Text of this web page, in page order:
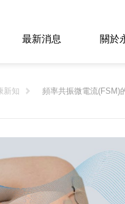
最新消息 關於
新知 頻率共振微電流(FSM)